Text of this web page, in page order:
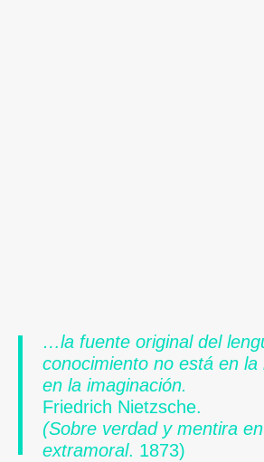
…la fuente original del
conocimiento no está en la
en la imaginación.
Friedrich Nietzsche.
(Sobre verdad y mentira
extramoral. 1873)